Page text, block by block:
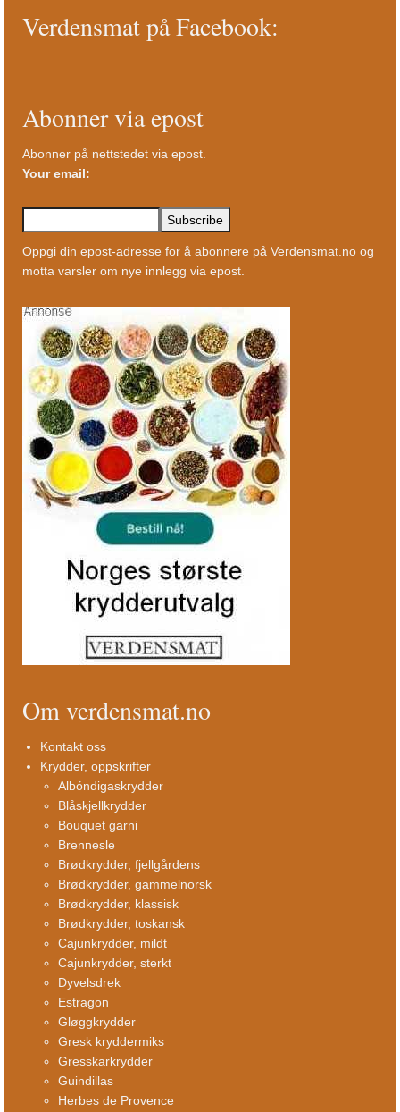
Verdensmat på Facebook:
Abonner via epost
Abonner på nettstedet via epost.
Your email:
Oppgi din epost-adresse for å abonnere på Verdensmat.no og
motta varsler om nye innlegg via epost.
Om verdensmat.no
Kontakt oss
Krydder, oppskrifter
Albóndigaskrydder
Blåskjellkrydder
Bouquet garni
Brennesle
Brødkrydder, fjellgårdens
Brødkrydder, gammelnorsk
Brødkrydder, klassisk
Brødkrydder, toskansk
Cajunkrydder, mildt
Cajunkrydder, sterkt
Dyvelsdrek
Estragon
Gløggkrydder
Gresk kryddermiks
Gresskarkrydder
Guindillas
Herbes de Provence